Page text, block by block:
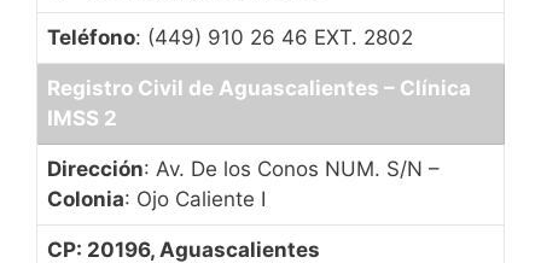
Teléfono: (449) 910 26 46 EXT. 2802
Registro Civil de Aguascalientes – Clínica
IMSS 2
Dirección: Av. De los Conos NUM. S/N –
Colonia: Ojo Caliente I
CP: 20196, Aguascalientes